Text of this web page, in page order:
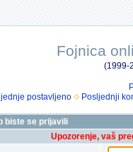
Fojnica
(1999-
postavljeno Posljednji
biste se prijavili
Upozorenje, vaš